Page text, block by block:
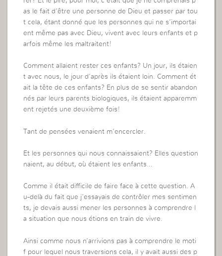
as le fait d’être une personne de Dieu et passer par tou
t cela, étant donné que les personnes qui ne s’importai
ent même pas avec Dieu, vivent avec leurs enfants et p
arfois même les maltraitent!
Comment allaient rester ces enfants? Un jour, ils étaien
t avec nous, le jour d’après ils étaient loin. Comment ét
ait la tête de ces enfants? En plus de se sentir abandon
nés par leurs parents biologiques, ils étaient apparemm
ent rejetés une deuxième fois!
Tant de pensées venaient m’encercler.
Et les personnes qui nous connaissaient? Elles question
naient, au début, où étaient les enfants…
Comme il était difficile de faire face à cette question. A
u-delà du fait que j’essayais de contrôler mes sentimen
ts, je devais aussi mener les personnes à comprendre l
a situation que nous étions en train de vivre.
Ainsi comme nous n’arrivions pas à comprendre le moti
f pour lequel nous traversions cela, il y avait aussi des p